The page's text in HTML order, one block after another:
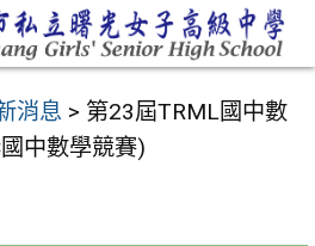
消息 > 第23屆TRML國中數
中數學競賽)